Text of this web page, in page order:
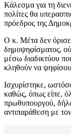
Κάλεσμα για τη
πολίτες θα
πρόεδρος της
Ο κ. Μέτα δεν όρισε
δημοψηφίσματος,
μέσω διαδικτύου
κληθούν να
Ισχυρίστηκε,
καθώς, όπως είπε,
πρωθυπουργού,
αντιπαράθεση με